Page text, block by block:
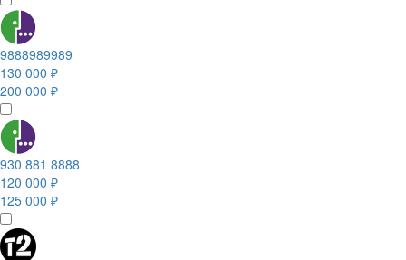
9888989989
130 000 ₽
200 000 ₽
930 881 8888
120 000 ₽
125 000 ₽